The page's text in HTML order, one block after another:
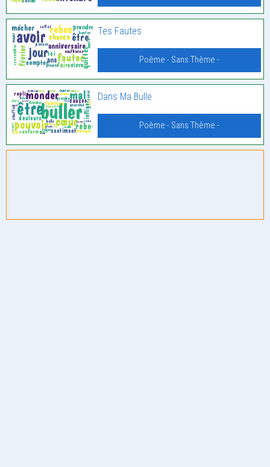
Tes Fautes
Poème - Sans Thème -
Dans Ma Bulle
Poème - Sans Thème -